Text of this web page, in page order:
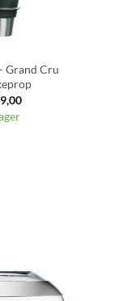
Grand Cru